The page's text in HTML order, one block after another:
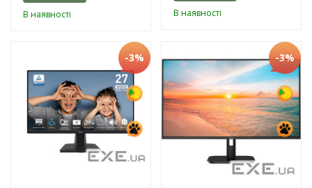
В наявності В наявності
-3% -3%